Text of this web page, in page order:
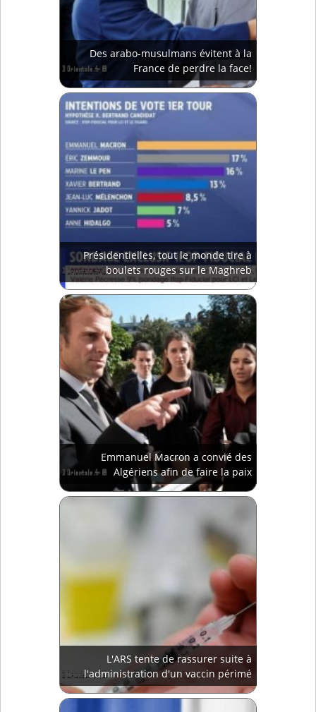
Des arabo-musulmans évitent à la
France de perdre la face!
Présidentielles, tout le monde tire à
boulets rouges sur le Maghreb
Emmanuel Macron a convié des
Algériens afin de faire la paix
L'ARS tente de rassurer suite à
l'administration d'un vaccin périmé